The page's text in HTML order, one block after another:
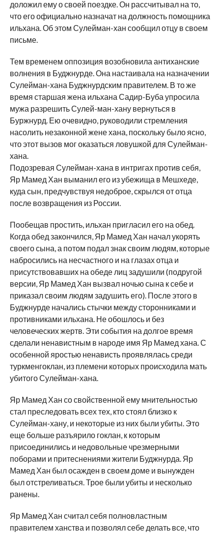
доложил ему о своей поездке. Он рассчитывал на то,
что его официально назначат на должность помощника
ильхана. Об этом Сулейман-хан сообщил отцу в своем
письме.
Тем временем оппозиция возобновила антиханские
волнения в Буджнурде. Она настаивала на назначении
Сулейман-хана Буджнурдским правителем. В то же
время старшая жена ильхана Садир-Буба упросила
мужа разрешить Сулей-ман-хану вернуться в
Буржнурд. Ею очевидно, руководили стремления
насолить незаконной жене хана, поскольку было ясно,
что этот вызов мог оказаться ловушкой для Сулейман-
хана.
Подозревая Сулейман-хана в интригах против себя,
Яр Мамед Хан выманил его из убежища в Мешхеде,
куда сын, предчувствуя недоброе, скрылся от отца
после возвращения из России.
Пообещав простить, ильхан пригласил его на обед.
Когда обед закончился, Яр Мамед Хан начал укорять
своего сына, а потом подал знак своим людям, которые
набросились на несчастного и на глазах отца и
присутствовавших на обеде лиц задушили (подругой
версии, Яр Мамед Хан вызвал ночью сына к себе и
приказал своим людям задушить его). После этого в
Буджнурде начались стычки между сторонниками и
противниками ильхана. Не обошлось и без
человеческих жертв. Эти события на долгое время
сделали ненавистным в народе имя Яр Мамед хана. С
особенной яростью ненависть проявлялась среди
туркменгоклан, из племени которых происходила мать
убитого Сулейман-хана.
Яр Мамед Хан со свойственной ему мнительностью
стал преследовать всех тех, кто стоял близко к
Сулейман-хану, и некоторые из них были убиты. Это
еще больше разъярило гоклан, к которым
присоединились и недовольные чрезмерными
поборами и притеснениями жители Буджнурда. Яр
Мамед Хан был осажден в своем доме и вынужден
был отстреливаться. Трое были убиты и несколько
ранены.
Яр Мамед Хан считал себя полновластным
правителем ханства и позволял себе делать все, что